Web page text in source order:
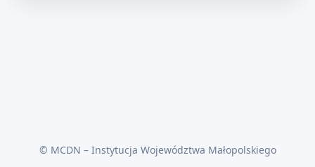
© MCDN – Instytucja Województwa Małopolskiego